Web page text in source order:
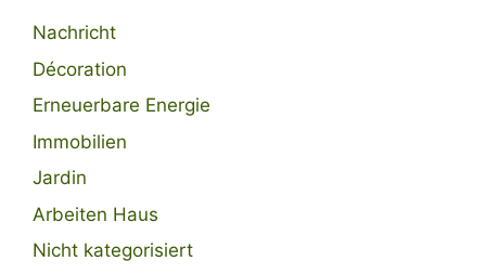
Nachricht
Décoration
Erneuerbare Energie
Immobilien
Jardin
Arbeiten Haus
Nicht kategorisiert